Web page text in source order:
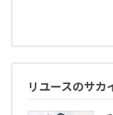
リユースのサカ